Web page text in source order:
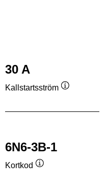
30 A
Kallstartsström
6N6-3B-1
Kortkod